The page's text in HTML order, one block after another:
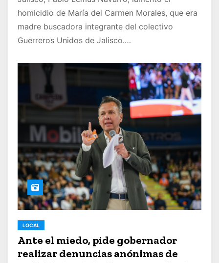
homicidio de María del Carmen Morales, que era
madre buscadora integrante del colectivo
Guerreros Unidos de Jalisco.…
LOCAL
Ante el miedo, pide gobernador
realizar denuncias anónimas de